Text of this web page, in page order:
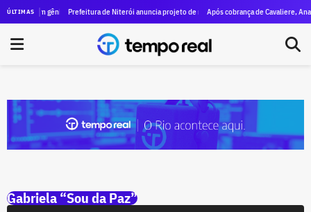
ÚLTIMAS
de um gênio, as marcas de Machado de Assis estão vivas no Rio
Prefeitura de Niterói anuncia projeto de revitalização da orla da Praia de
Após cobrança de Cavaliere,
Gabriela “Sou da Paz”